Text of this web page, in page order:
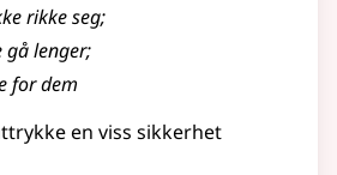
rikke seg;
gå lenger;
for dem
en viss sikkerhet